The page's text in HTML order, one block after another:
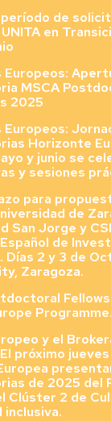
de
en
MSCA
2025
Horizonte
y junio se
y sesiones
para
de
San Jorge y
de
Días 2 y 3 de
Zaragoza.
y el
próximo jueves
de 2025 del
Clúster 2 de
inclusiva.